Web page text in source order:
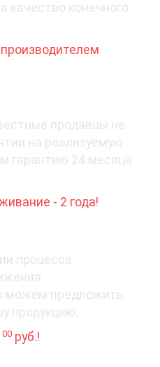
качество конечного
производителем
продавцы не
на реализуемую
гарантию 24 месяца
- 2 года!
процесса
можем предложить
продукцию.
00 руб.!